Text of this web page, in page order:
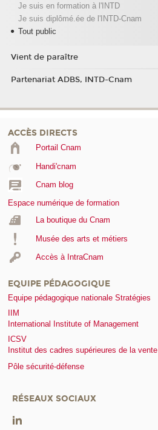
Je suis en formation à l'INTD
Je suis diplômé.ée de l'INTD-Cnam
Tout public
Vient de paraître
Partenariat ADBS, INTD-Cnam
ACCÈS DIRECTS
Portail Cnam
Handi'cnam
Cnam blog
Espace numérique de formation
La boutique du Cnam
Musée des arts et métiers
Accès à IntraCnam
EQUIPE PÉDAGOGIQUE
Equipe pédagogique nationale Stratégies
IIM
International Institute of Management
ICSV
Institut des cadres supérieures de la vente
Pôle sécurité-défense
RÉSEAUX SOCIAUX